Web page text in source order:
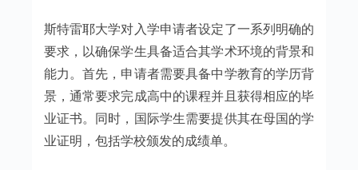
斯特雷耶大学对入学申请者设定了一系列明确的
要求，以确保学生具备适合其学术环境的背景和
能力。首先，申请者需要具备中学教育的学历背
景，通常要求完成高中的课程并且获得相应的毕
业证书。同时，国际学生需要提供其在母国的学
业证明，包括学校颁发的成绩单。